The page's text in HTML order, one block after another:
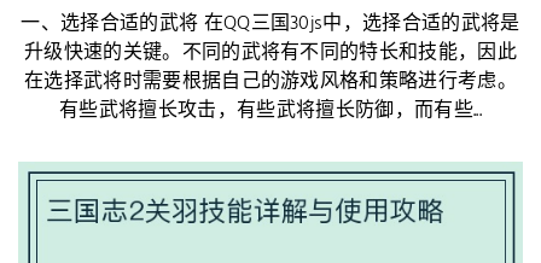
一、选择合适的武将 在QQ三国30js中，选择合适的武将是
升级快速的关键。不同的武将有不同的特长和技能，因此
在选择武将时需要根据自己的游戏风格和策略进行考虑。
有些武将擅长攻击，有些武将擅长防御，而有些...